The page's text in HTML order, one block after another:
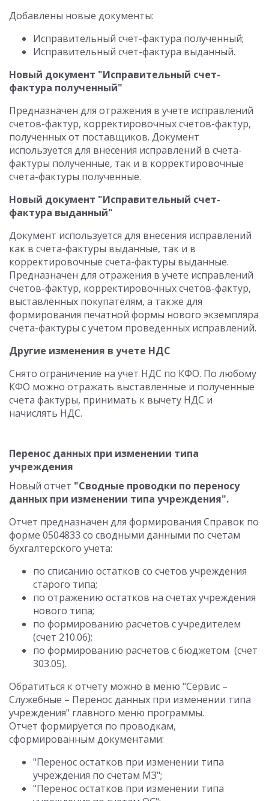
Добавлены новые документы:
Исправительный счет-фактура полученный;
Исправительный счет-фактура выданный.
Новый документ "Исправительный счет-
фактура полученный"
Предназначен для отражения в учете исправлений
счетов-фактур, корректировочных счетов-фактур,
полученных от поставщиков. Документ
используется для внесения исправлений в счета-
фактуры полученные, так и в корректировочные
счета-фактуры полученные.
Новый документ "Исправительный счет-
фактура выданный"
Документ используется для внесения исправлений
как в счета-фактуры выданные, так и в
корректировочные счета-фактуры выданные.
Предназначен для отражения в учете исправлений
счетов-фактур, корректировочных счетов-фактур,
выставленных покупателям, а также для
формирования печатной формы нового экземпляра
счета-фактуры с учетом проведенных исправлений.
Другие изменения в учете НДС
Снято ограничение на учет НДС по КФО. По любому
КФО можно отражать выставленные и полученные
счета фактуры, принимать к вычету НДС и
начислять НДС.
Перенос данных при изменении типа
учреждения
Новый отчет "Сводные проводки по переносу
данных при изменении типа учреждения".
Отчет предназначен для формирования Справок по
форме 0504833 со сводными данными по счетам
бухгалтерского учета:
по списанию остатков со счетов учреждения
старого типа;
по отражению остатков на счетах учреждения
нового типа;
по формированию расчетов с учредителем
(счет 210.06);
по формированию расчетов с бюджетом (счет
303.05).
Обратиться к отчету можно в меню "Сервис –
Служебные – Перенос данных при изменении типа
учреждения" главного меню программы.
Отчет формируется по проводкам,
сформированным документами:
"Перенос остатков при изменении типа
учреждения по счетам МЗ";
"Перенос остатков при изменении типа